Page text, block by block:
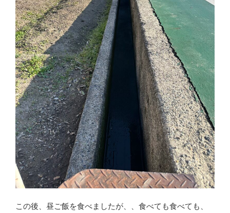
この後、昼ご飯を食べましたが、、食べても食べても、